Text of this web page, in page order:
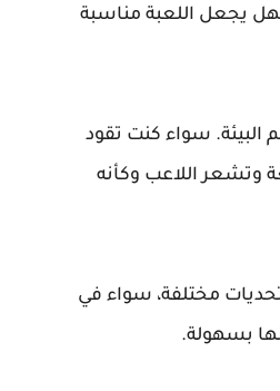
يجعل اللعبة مناسبة
البيئة. سواء كنت تقود
وتشعر اللاعب وكأنه
مختلفة، سواء في
بسهولة.